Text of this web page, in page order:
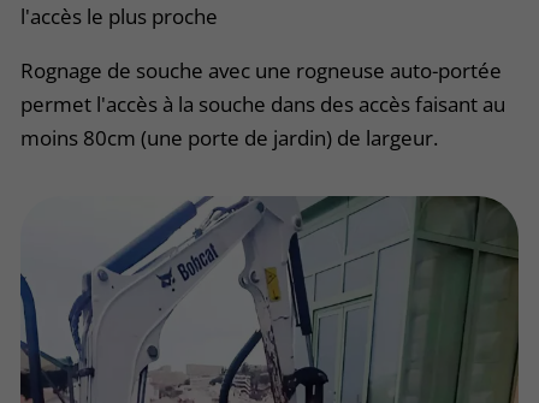
l'accès le plus proche
Rognage de souche avec une rogneuse auto-portée
permet l'accès à la souche dans des accès faisant au
moins 80cm (une porte de jardin) de largeur.